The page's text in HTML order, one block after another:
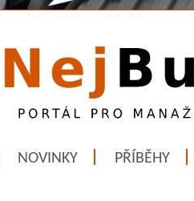
NOVINKY PŘÍBĚHY